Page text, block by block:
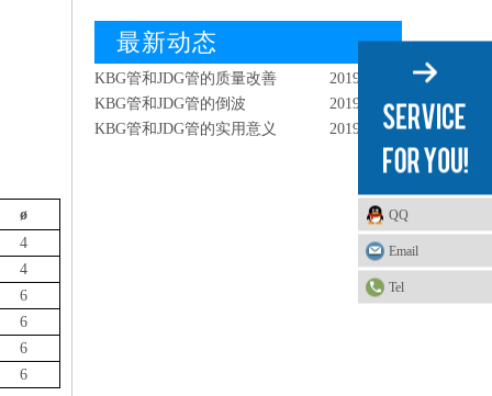
ø
4
4
6
6
6
6
最新动态
2019-01-19
KBG管和JDG管的质量改善
2019-01-19
KBG管和JDG管的倒波
KBG管和JDG管的实用意义
2019-01-19
KBG管和JDG管的形态成分
2019-02-18
2019-01-19
2019-01-19
QQ
Email
Tel